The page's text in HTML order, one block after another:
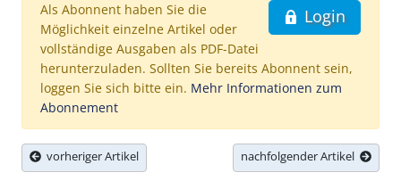
Login
Als Abonnent haben Sie die
Möglichkeit einzelne Artikel oder
vollständige Ausgaben als PDF-Datei
herunterzuladen. Sollten Sie bereits Abonnent sein,
loggen Sie sich bitte ein. Mehr Informationen zum
Abonnement
vorheriger Artikel nachfolgender Artikel